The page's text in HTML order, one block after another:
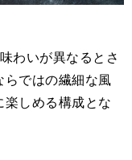
わいが異なるとさ
ではの繊細な風
しめる構成とな